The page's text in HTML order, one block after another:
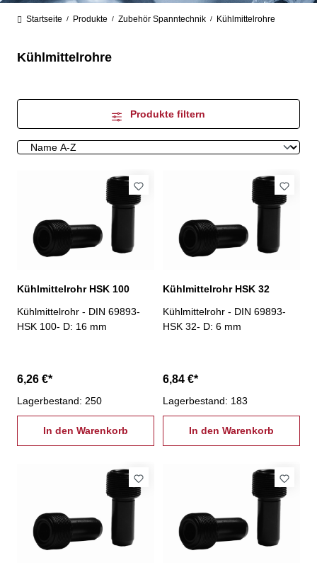
Startseite / Produkte / Zubehör Spanntechnik / Kühlmittelrohre
Kühlmittelrohre
Produkte filtern
Kühlmittelrohr HSK 100
Kühlmittelrohr - DIN 69893-
HSK 100- D: 16 mm
6,26 €*
Lagerbestand: 250
In den Warenkorb
Kühlmittelrohr HSK 32
Kühlmittelrohr - DIN 69893-
HSK 32- D: 6 mm
6,84 €*
Lagerbestand: 183
In den Warenkorb